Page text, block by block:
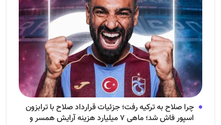
چرا صلاح به ترکیه رفت؛ جزئیات قرارداد صلاح با ترابزون
اسپور فاش شد؛ ماهی ۷ میلیارد هزینه آرایش همسر و